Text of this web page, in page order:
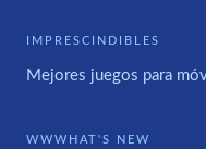
IMPRESCINDIBLES
Mejores juegos para
WWWHAT'S NEW